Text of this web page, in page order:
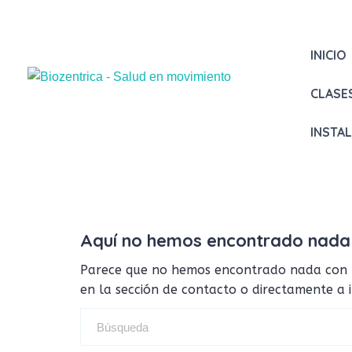
INICIO
Aquí no hemos encontrado nada
Parece que no hemos encontrado nada
en la sección de contacto o directamente a